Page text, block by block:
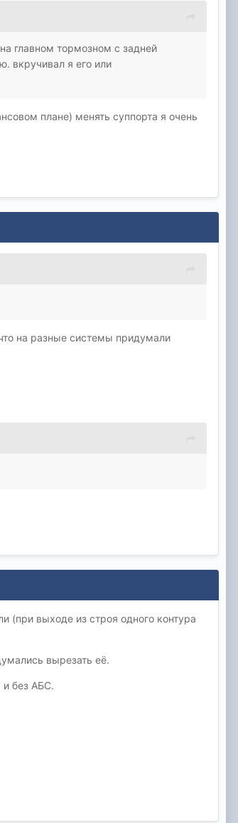
главном тормозном с задней
вкручивал я его или
плане) менять суппорта я очень
на разные системы придумали
(при выходе из строя одного контура
вырезать её.
и без АБС.